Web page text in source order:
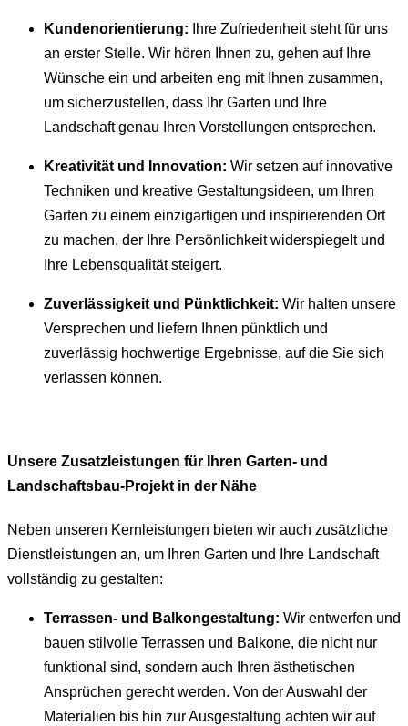
Kundenorientierung: Ihre Zufriedenheit steht für uns
an erster Stelle. Wir hören Ihnen zu, gehen auf Ihre
Wünsche ein und arbeiten eng mit Ihnen zusammen,
um sicherzustellen, dass Ihr Garten und Ihre
Landschaft genau Ihren Vorstellungen entsprechen.
Kreativität und Innovation: Wir setzen auf innovative
Techniken und kreative Gestaltungsideen, um Ihren
Garten zu einem einzigartigen und inspirierenden Ort
zu machen, der Ihre Persönlichkeit widerspiegelt und
Ihre Lebensqualität steigert.
Zuverlässigkeit und Pünktlichkeit: Wir halten unsere
Versprechen und liefern Ihnen pünktlich und
zuverlässig hochwertige Ergebnisse, auf die Sie sich
verlassen können.
Unsere Zusatzleistungen für Ihren Garten- und
Landschaftsbau-Projekt in der Nähe
Neben unseren Kernleistungen bieten wir auch zusätzliche
Dienstleistungen an, um Ihren Garten und Ihre Landschaft
vollständig zu gestalten:
Terrassen- und Balkongestaltung: Wir entwerfen und
bauen stilvolle Terrassen und Balkone, die nicht nur
funktional sind, sondern auch Ihren ästhetischen
Ansprüchen gerecht werden. Von der Auswahl der
Materialien bis hin zur Ausgestaltung achten wir auf